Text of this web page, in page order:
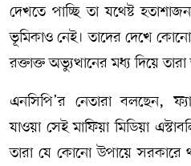
দেখতে পাচ্ছি তা যথেষ্ট
ভূমিকাও নেই। তাদের দেখে
রক্তাক্ত অভ্যুত্থানের মধ্য দিয়ে
এনসিপি’র নেতারা বলছেন,
যাওয়া সেই মাফিয়া মিডিয়া
তারা যে কোনো উপায়ে সরকারে